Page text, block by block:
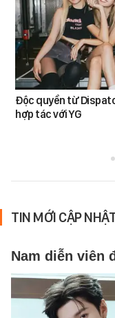
Độc quyền từ
hợp tác với YG
TIN MỚI CẬP
Nam diễn viên